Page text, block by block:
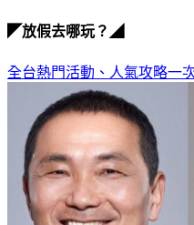
◤放假去哪玩？◢
全台熱門活動、人氣攻略一